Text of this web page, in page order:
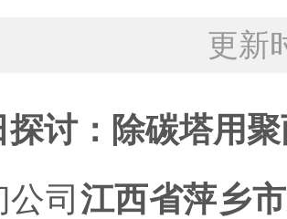
更新
探讨：除碳塔用
司 江西省萍乡